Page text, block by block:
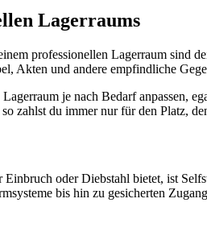
Lagerraums
professionellen Lagerraum
Akten und andere empfindliche
je nach Bedarf anpassen,
zahlst du immer nur für den Platz,
oder Diebstahl bietet, ist
bis hin zu gesicherten